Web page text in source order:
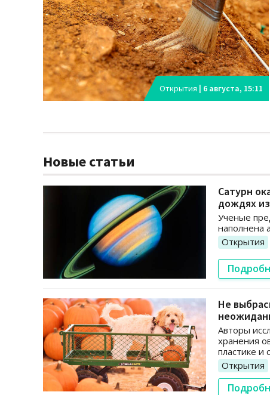
Открытия | 6 августа, 15:11
Новые статьи
Сатурн
дождях
Ученые
наполнена
Открытия
Не
Авторы
хранения
пластике
Открытия